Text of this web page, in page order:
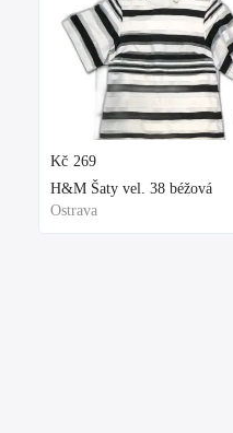
Kč 269
H&M Šaty vel. 38 béžová
Ostrava